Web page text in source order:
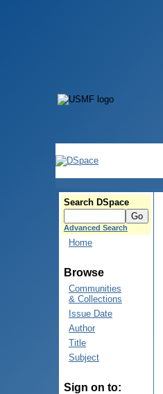
Search DSpace
Advanced Search
Home
Browse
Communities
& Collections
Issue Date
Author
Title
Subject
Sign on to: